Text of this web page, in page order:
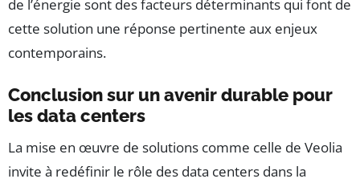
de l’énergie sont des facteurs déterminants qui font de
cette solution une réponse pertinente aux enjeux
contemporains.
Conclusion sur un avenir durable pour
les data centers
La mise en œuvre de solutions comme celle de Veolia
invite à redéfinir le rôle des data centers dans la